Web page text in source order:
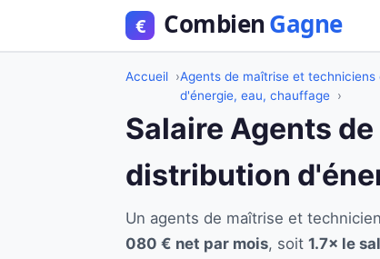
Accueil
Agents de maîtrise et
d'énergie, eau, chauffage
Salaire Agents
distribution
Un agents de maîtrise et
080 € net par mois, soit 1.7× le